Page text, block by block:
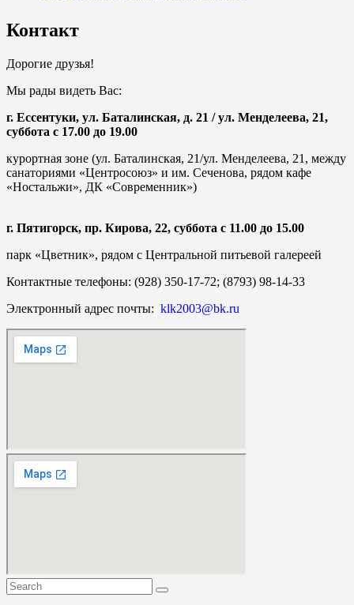
Контакт
Дорогие друзья!
Мы рады видеть Вас:
г. Ессентуки, ул. Баталинская, д. 21 / ул. Менделеева, 21,
суббота с 17.00 до 19.00
курортная зоне (ул. Баталинская, 21/ул. Менделеева, 21, между
санаториями «Центросоюз» и им. Сеченова, рядом кафе
«Ностальжи», ДК «Современник»)
г. Пятигорск, пр. Кирова, 22, суббота с 11.00 до 15.00
парк «Цветник», рядом с Центральной питьевой галереей
Контактные телефоны: (928) 350-17-72; (8793) 98-14-33
Электронный адрес почты: klk2003@bk.ru